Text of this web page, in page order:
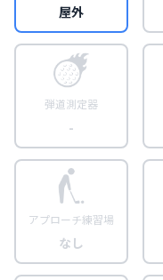
屋外
弾道測定器
-
アプローチ練習場
なし